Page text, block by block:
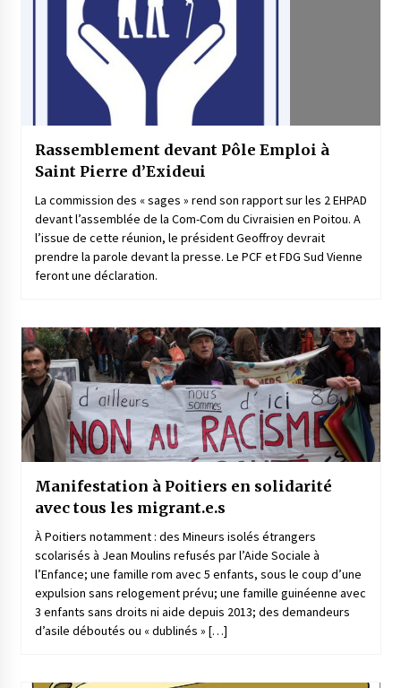
Rassemblement devant Pôle Emploi à
Saint Pierre d’Exideui
La commission des « sages » rend son rapport sur les 2 EHPAD
devant l’assemblée de la Com-Com du Civraisien en Poitou. A
l’issue de cette réunion, le président Geoffroy devrait
prendre la parole devant la presse. Le PCF et FDG Sud Vienne
feront une déclaration.
Manifestation à Poitiers en solidarité
avec tous les migrant.e.s
À Poitiers notamment : des Mineurs isolés étrangers
scolarisés à Jean Moulins refusés par l’Aide Sociale à
l’Enfance; une famille rom avec 5 enfants, sous le coup d’une
expulsion sans relogement prévu; une famille guinéenne avec
3 enfants sans droits ni aide depuis 2013; des demandeurs
d’asile déboutés ou « dublinés » […]